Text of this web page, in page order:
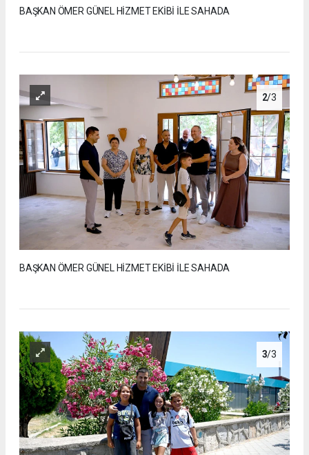
BAŞKAN ÖMER GÜNEL HİZMET EKİBİ İLE SAHADA
2/3
BAŞKAN ÖMER GÜNEL HİZMET EKİBİ İLE SAHADA
3/3